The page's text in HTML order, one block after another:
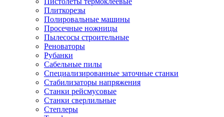
Плиткорезы
Полировальные машины
Просечные ножницы
Пылесосы строительные
Реноваторы
Рубанки
Сабельные пилы
Специализированные заточные станки
Стабилизаторы напряжения
Станки рейсмусовые
Станки сверлильные
Степлеры